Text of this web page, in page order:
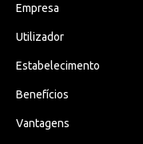
Empresa
Utilizador
Estabelecimento
Benefícios
Vantagens